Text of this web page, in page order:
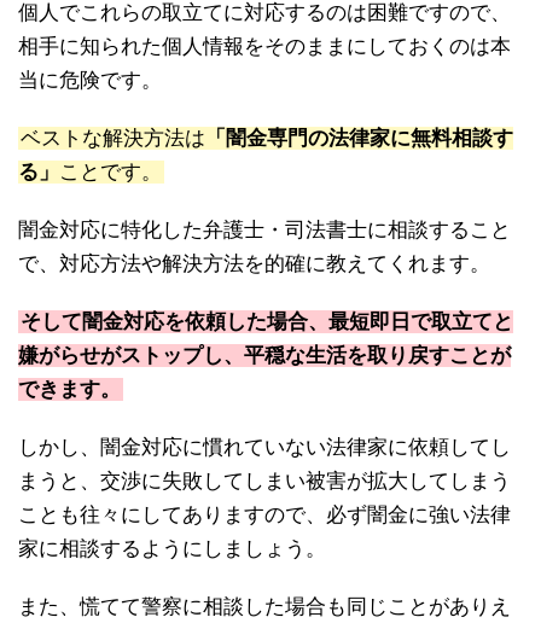
個人でこれらの取立てに対応するのは困難ですので、
相手に知られた個人情報をそのままにしておくのは本
当に危険です。
ベストな解決方法は 「闇金専門の法律家に無料相談す
る」 ことです。
闇金対応に特化した弁護士・司法書士に相談すること
で、対応方法や解決方法を的確に教えてくれます。
そして闇金対応を依頼した場合、最短即日で取立てと
嫌がらせがストップし、平穏な生活を取り戻すことが
できます。
しかし、闇金対応に慣れていない法律家に依頼してし
まうと、交渉に失敗してしまい被害が拡大してしまう
ことも往々にしてありますので、必ず闇金に強い法律
家に相談するようにしましょう。
また、慌てて警察に相談した場合も同じことがありえ